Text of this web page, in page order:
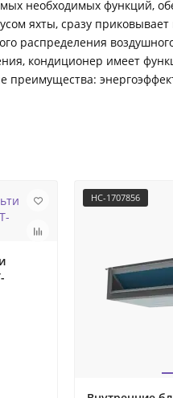
необходимых функций,
яхты, сразу
распределения воздушного
кондиционер имеет
НС-1707856